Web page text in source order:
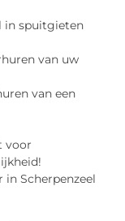
in spuitgieten
van uw
van een
voor
Scherpenzeel